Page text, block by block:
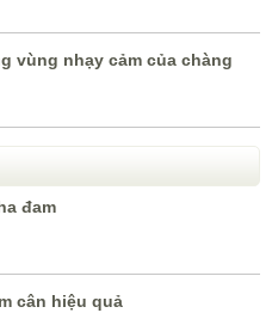
vùng nhạy cảm của chàng
đam
cân hiệu quả